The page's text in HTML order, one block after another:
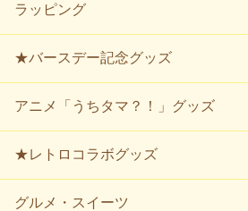
ラッピング
★バースデー記念グッズ
アニメ「うちタマ？！」グッズ
★レトロコラボグッズ
グルメ・スイーツ